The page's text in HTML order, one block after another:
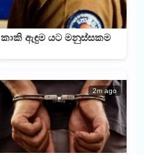
කාකි ඇඳුම යට මනුස්සකම
2m ago